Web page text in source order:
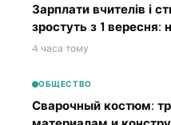
Зарплати вчителів і
зростуть з 1 вересня:
4 часа тому
ОБЩЕСТВО
Сварочный костюм: